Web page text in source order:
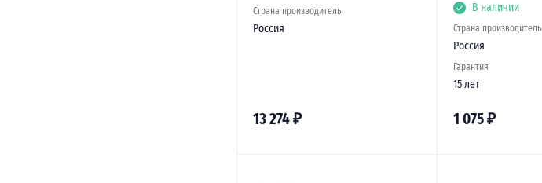
Страна производитель
Россия
13 274₽
В наличии
Страна производитель
Россия
Гарантия
15 лет
1 075₽